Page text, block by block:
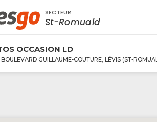
à proximité - Entreprise /
SECTEUR
St-Romuald
OCCASION LD
GUILLAUME-COUTURE, LÉVIS (ST-